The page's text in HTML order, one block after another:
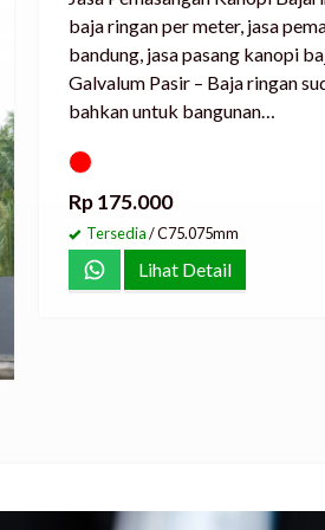
baja ringan per meter, jasa
bandung, jasa pasang kanopi
Galvalum Pasir – Baja ringan
bahkan untuk bangunan…
Rp 175.000
Tersedia/ C75.075mm
Lihat Detail